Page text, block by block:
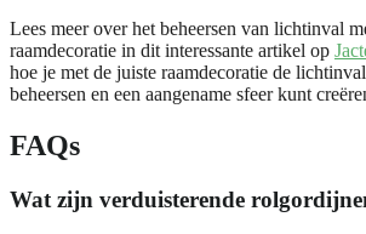
Lees meer over het beheersen van lichtinval
raamdecoratie in dit interessante artikel op
hoe je met de juiste raamdecoratie de
beheersen en een aangename sfeer kunt
FAQs
Wat zijn verduisterende